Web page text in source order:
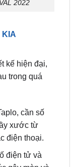
KIA
hiện đại,
trong quá
điện thoại.
điện tử và
gây mòn và